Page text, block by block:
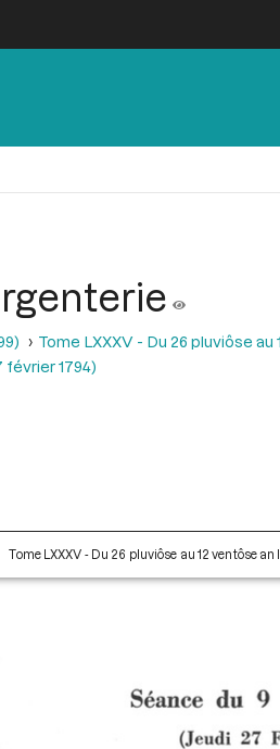
Tome LXXXV - Du 26 pluviôse au
février 1794)
Tome LXXXV - Du 26 pluviôse au 12 ventôse an